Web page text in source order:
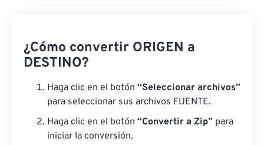
¿Cómo convertir ORIGEN a
DESTINO?
Haga clic en el botón “Seleccionar archivos”
para seleccionar sus archivos FUENTE.
Haga clic en el botón “Convertir a Zip” para
iniciar la conversión.